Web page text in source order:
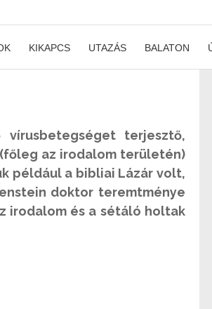
KIKAPCS UTAZÁS BALATON
terjesztő,
az irodalom területén)
például a bibliai Lázár volt,
doktor teremtménye
irodalom és a sétáló holtak